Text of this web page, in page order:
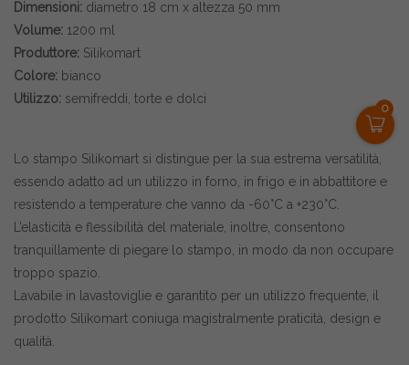
0
Dimensioni: diametro 18 cm x altezza 50 mm
Volume: 1200 ml
Produttore: Silikomart
Colore: bianco
Utilizzo: semifreddi, torte e dolci
Lo stampo Silikomart si distingue per la sua estrema versatilità,
essendo adatto ad un utilizzo in forno, in frigo e in abbattitore e
resistendo a temperature che vanno da -60°C a +230°C.
L’elasticità e flessibilità del materiale, inoltre, consentono
tranquillamente di piegare lo stampo, in modo da non occupare
troppo spazio.
Lavabile in lavastoviglie e garantito per un utilizzo frequente, il
prodotto Silikomart coniuga magistralmente praticità, design e
qualità.